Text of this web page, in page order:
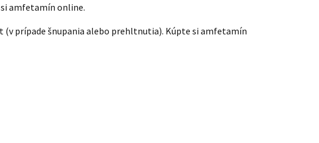
amfetamín online.
prípade šnupania alebo prehltnutia). Kúpte si amfetamín